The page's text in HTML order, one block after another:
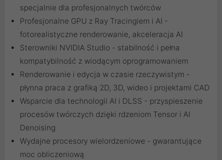
specjalnie dla profesjonalnych twórców
Profesjonalne GPU z Ray Tracingiem i AI -
fotorealistyczne renderowanie, akceleracja AI
Sterowniki NVIDIA Studio - stabilność i pełna
kompatybilność z wiodącym oprogramowaniem
Renderowanie i edycja w czasie rzeczywistym -
płynna praca z grafiką 2D, 3D, wideo i projektami CAD
Wsparcie dla technologii AI i DLSS - przyspieszenie
procesów twórczych dzięki rdzeniom Tensor i AI
Denoising
Wydajne procesory wielordzeniowe - gwarantujące
moc obliczeniową